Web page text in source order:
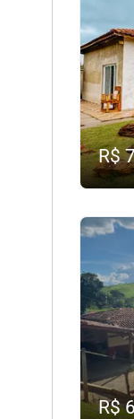
R$
R$